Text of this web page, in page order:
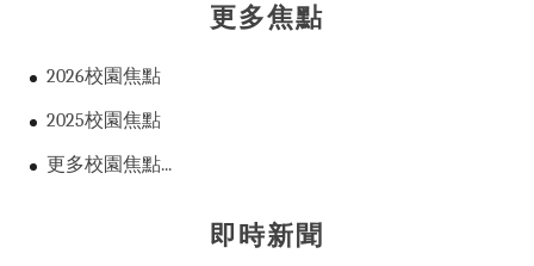
更多焦點
2026校園焦點
2025校園焦點
更多校園焦點...
即時新聞